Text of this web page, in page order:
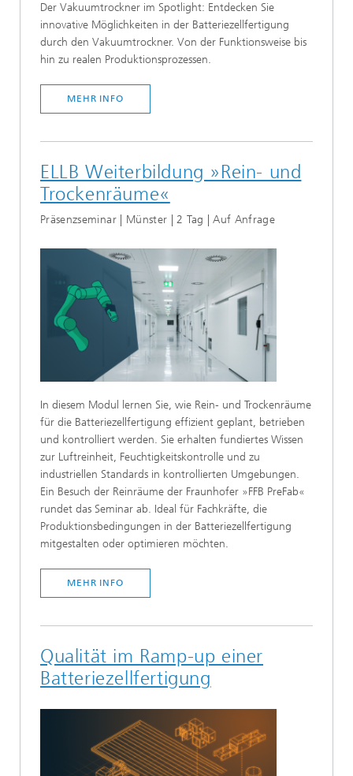
Der Vakuumtrockner im Spotlight: Entdecken Sie
innovative Möglichkeiten in der Batteriezellfertigung
durch den Vakuumtrockner. Von der Funktionsweise bis
hin zu realen Produktionsprozessen.
MEHR INFO
ELLB Weiterbildung »Rein- und
Trockenräume«
Präsenzseminar | Münster | 2 Tag | Auf Anfrage
In diesem Modul lernen Sie, wie Rein- und Trockenräume
für die Batteriezellfertigung effizient geplant, betrieben
und kontrolliert werden. Sie erhalten fundiertes Wissen
zur Luftreinheit, Feuchtigkeitskontrolle und zu
industriellen Standards in kontrollierten Umgebungen.
Ein Besuch der Reinräume der Fraunhofer »FFB PreFab«
rundet das Seminar ab. Ideal für Fachkräfte, die
Produktionsbedingungen in der Batteriezellfertigung
mitgestalten oder optimieren möchten.
MEHR INFO
Qualität im Ramp-up einer
Batteriezellfertigung